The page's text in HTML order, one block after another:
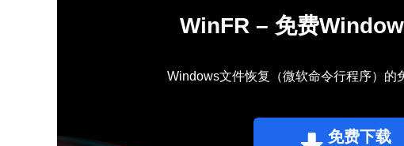
WinFR – 免费
Windows文件恢复（微软命令行程序）的
免费下载